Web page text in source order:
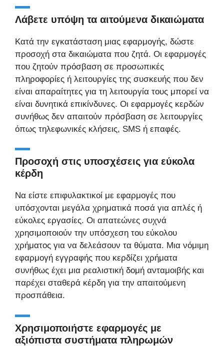
Λάβετε υπόψη τα αιτούμενα δικαιώματα
Κατά την εγκατάσταση μιας εφαρμογής, δώστε
προσοχή στα δικαιώματα που ζητά. Οι εφαρμογές
που ζητούν πρόσβαση σε προσωπικές
πληροφορίες ή λειτουργίες της συσκευής που δεν
είναι απαραίτητες για τη λειτουργία τους μπορεί να
είναι δυνητικά επικίνδυνες. Οι εφαρμογές κερδών
συνήθως δεν απαιτούν πρόσβαση σε λειτουργίες
όπως τηλεφωνικές κλήσεις, SMS ή επαφές.
Προσοχή στις υποσχέσεις για εύκολα
κέρδη
Να είστε επιφυλακτικοί με εφαρμογές που
υπόσχονται μεγάλα χρηματικά ποσά για απλές ή
εύκολες εργασίες. Οι απατεώνες συχνά
χρησιμοποιούν την υπόσχεση του εύκολου
χρήματος για να δελεάσουν τα θύματα. Μια νόμιμη
εφαρμογή εγγραφής που κερδίζει χρήματα
συνήθως έχει μια ρεαλιστική δομή ανταμοιβής και
παρέχει σταθερά κέρδη για την απαιτούμενη
προσπάθεια.
Χρησιμοποιήστε εφαρμογές με
αξιόπιστα συστήματα πληρωμών